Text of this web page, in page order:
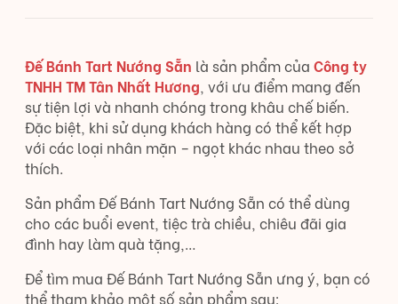
Đế Bánh Tart Nướng Sẵn là sản phẩm của Công ty
TNHH TM Tân Nhất Hương, với ưu điểm mang đến
sự tiện lợi và nhanh chóng trong khâu chế biến.
Đặc biệt, khi sử dụng khách hàng có thể kết hợp
với các loại nhân mặn – ngọt khác nhau theo sở
thích.
Sản phẩm Đế Bánh Tart Nướng Sẵn có thể dùng
cho các buổi event, tiệc trà chiều, chiêu đãi gia
đình hay làm quà tặng,…
Để tìm mua Đế Bánh Tart Nướng Sẵn ưng ý, bạn có
thể tham khảo một số sản phẩm sau: